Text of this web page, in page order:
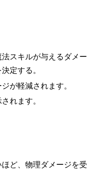
スキルが与えるダメー
定する。
が軽減されます。
れます。
ど、物理ダメージを受